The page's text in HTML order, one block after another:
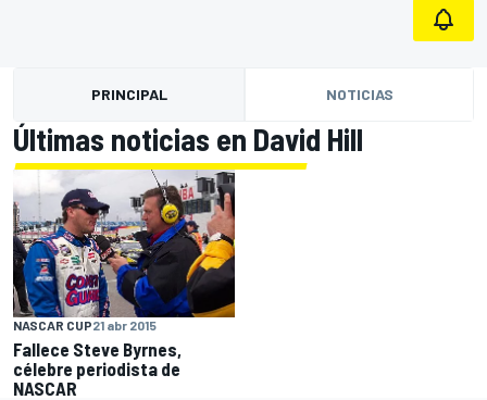
PRINCIPAL NOTICIAS
Últimas noticias en David Hill
NASCAR CUP21 abr 2015
Fallece Steve Byrnes,
célebre periodista de
NASCAR